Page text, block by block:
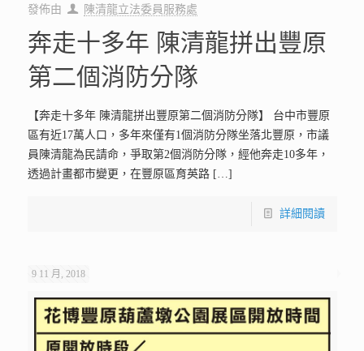
發佈由 陳清龍立法委員服務處
奔走十多年 陳清龍拼出豐原
第二個消防分隊
【奔走十多年 陳清龍拼出豐原第二個消防分隊】 台中市豐原
區有近17萬人口，多年來僅有1個消防分隊坐落北豐原，市議
員陳清龍為民請命，爭取第2個消防分隊，經他奔走10多年，
透過計畫都市變更，在豐原區育英路[…]
詳細閱讀
9 11 月, 2018